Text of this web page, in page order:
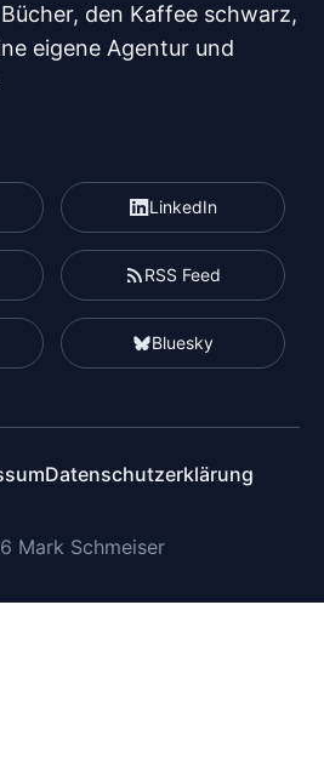
den Kaffee schwarz,
eigene Agentur und
LinkedIn
RSS Feed
Bluesky
Datenschutzerklärung
Mark Schmeiser